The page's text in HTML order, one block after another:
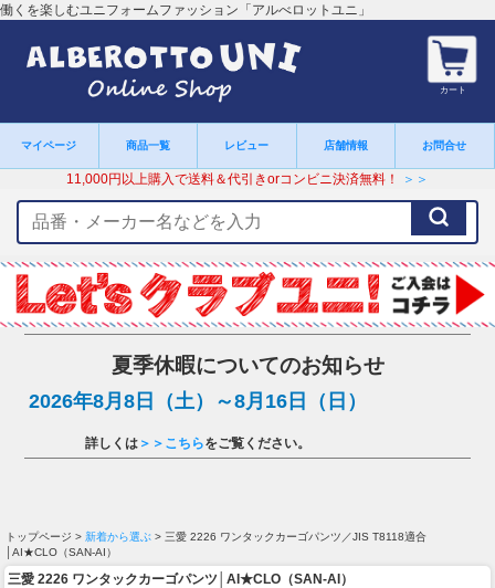
働くを楽しむユニフォームファッション「アルべロットユニ」
カート
マイページ 商品一覧 レビュー 店舗情報 お問合せ
11,000円以上購入で送料＆代引きorコンビニ決済無料！ ＞＞
ー
ワ
ー
ド
夏季休暇についてのお知らせ
2026年8月8日（土）～8月16日（日）
詳しくは ＞＞こちらをご覧ください。
トップページ > 新着から選ぶ > 三愛 2226 ワンタックカーゴパンツ／JIS T8118適合
│AI★CLO（SAN-AI）
三愛 2226 ワンタックカーゴパンツ│AI★CLO（SAN-AI）